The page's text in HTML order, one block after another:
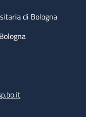
di Bologna